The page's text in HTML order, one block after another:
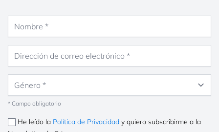
* Campo obligatorio
He leído la Política de Privacidad y quiero subscribirme a la